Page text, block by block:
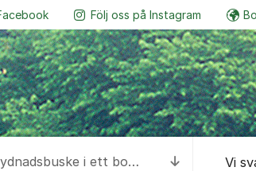
Följ oss på Instagram
Botaniskas vänner Följ oss
Till senaste
Artbestämning av prydnadsbuske i ett bostadsområde.
Vi